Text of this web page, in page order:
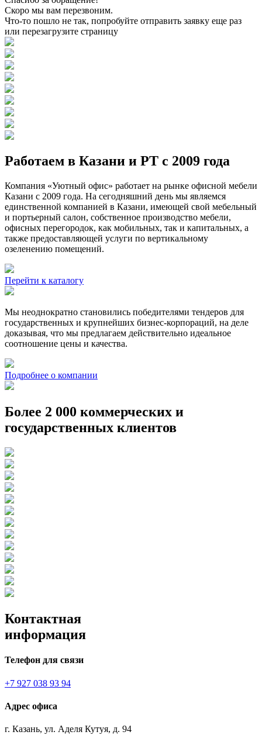
Скоро мы вам перезвоним.
Что-то пошло не так, попробуйте отправить заявку еще раз
или перезагрузите страницу
Работаем в Казани и РТ с 2009 года
Компания «Уютный офис» работает на рынке офисной мебели
Казани с 2009 года. На сегодняшний день мы являемся
единственной компанией в Казани, имеющей свой мебельный
и портьерный салон, собственное производство мебели,
офисных перегородок, как мобильных, так и капитальных, а
также предоставляющей услуги по вертикальному
озеленению помещений.
Перейти к каталогу
Мы неоднократно становились победителями тендеров для
государственных и крупнейших бизнес-корпораций, на деле
доказывая, что мы предлагаем действительно идеальное
соотношение цены и качества.
Подробнее о компании
Более 2 000 коммерческих и
государственных клиентов
Контактная
информация
Телефон для связи
+7 927 038 93 94
Адрес офиса
г. Казань, ул. Аделя Кутуя, д. 94